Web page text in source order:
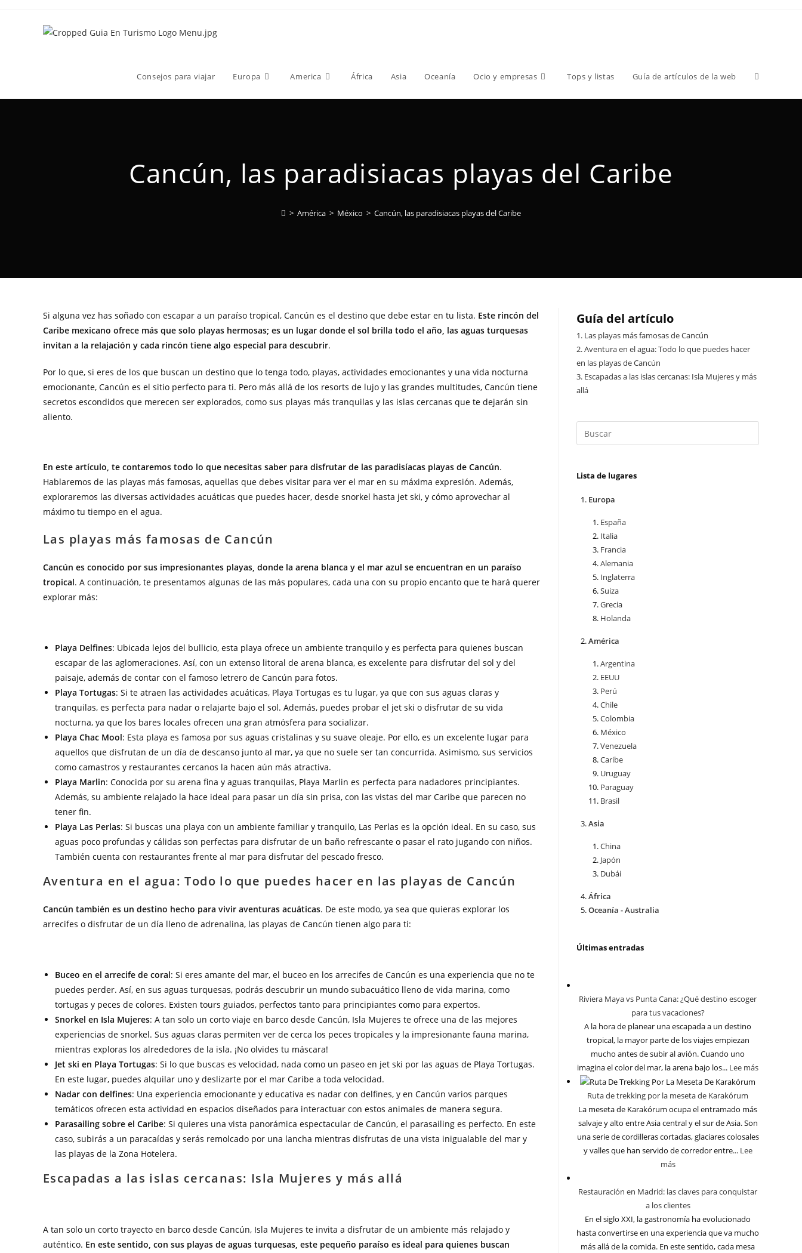
Consejos para viajar Europa America África Asia Oceanía Ocio y empresas Tops y listas Guía de artículos de la web
Cancún, las paradisiacas playas del Caribe
> América > México > Cancún, las paradisiacas playas del Caribe
Si alguna vez has soñado con escapar a un paraíso tropical, Cancún es el destino que debe estar en tu lista. Este rincón del
Caribe mexicano ofrece más que solo playas hermosas; es un lugar donde el sol brilla todo el año, las aguas turquesas
invitan a la relajación y cada rincón tiene algo especial para descubrir.
Por lo que, si eres de los que buscan un destino que lo tenga todo, playas, actividades emocionantes y una vida nocturna
emocionante, Cancún es el sitio perfecto para ti. Pero más allá de los resorts de lujo y las grandes multitudes, Cancún tiene
secretos escondidos que merecen ser explorados, como sus playas más tranquilas y las islas cercanas que te dejarán sin
aliento.
En este artículo, te contaremos todo lo que necesitas saber para disfrutar de las paradisíacas playas de Cancún.
Hablaremos de las playas más famosas, aquellas que debes visitar para ver el mar en su máxima expresión. Además,
exploraremos las diversas actividades acuáticas que puedes hacer, desde snorkel hasta jet ski, y cómo aprovechar al
máximo tu tiempo en el agua.
Las playas más famosas de Cancún
Cancún es conocido por sus impresionantes playas, donde la arena blanca y el mar azul se encuentran en un paraíso
tropical. A continuación, te presentamos algunas de las más populares, cada una con su propio encanto que te hará querer
explorar más:
Playa Delfines: Ubicada lejos del bullicio, esta playa ofrece un ambiente tranquilo y es perfecta para quienes buscan
escapar de las aglomeraciones. Así, con un extenso litoral de arena blanca, es excelente para disfrutar del sol y del
paisaje, además de contar con el famoso letrero de Cancún para fotos.
Playa Tortugas: Si te atraen las actividades acuáticas, Playa Tortugas es tu lugar, ya que con sus aguas claras y
tranquilas, es perfecta para nadar o relajarte bajo el sol. Además, puedes probar el jet ski o disfrutar de su vida
nocturna, ya que los bares locales ofrecen una gran atmósfera para socializar.
Playa Chac Mool: Esta playa es famosa por sus aguas cristalinas y su suave oleaje. Por ello, es un excelente lugar para
aquellos que disfrutan de un día de descanso junto al mar, ya que no suele ser tan concurrida. Asimismo, sus servicios
como camastros y restaurantes cercanos la hacen aún más atractiva.
Playa Marlin: Conocida por su arena fina y aguas tranquilas, Playa Marlin es perfecta para nadadores principiantes.
Además, su ambiente relajado la hace ideal para pasar un día sin prisa, con las vistas del mar Caribe que parecen no
tener fin.
Playa Las Perlas: Si buscas una playa con un ambiente familiar y tranquilo, Las Perlas es la opción ideal. En su caso, sus
aguas poco profundas y cálidas son perfectas para disfrutar de un baño refrescante o pasar el rato jugando con niños.
También cuenta con restaurantes frente al mar para disfrutar del pescado fresco.
Aventura en el agua: Todo lo que puedes hacer en las playas de Cancún
Cancún también es un destino hecho para vivir aventuras acuáticas. De este modo, ya sea que quieras explorar los
arrecifes o disfrutar de un día lleno de adrenalina, las playas de Cancún tienen algo para ti:
Buceo en el arrecife de coral: Si eres amante del mar, el buceo en los arrecifes de Cancún es una experiencia que no te
puedes perder. Así, en sus aguas turquesas, podrás descubrir un mundo subacuático lleno de vida marina, como
tortugas y peces de colores. Existen tours guiados, perfectos tanto para principiantes como para expertos.
Snorkel en Isla Mujeres: A tan solo un corto viaje en barco desde Cancún, Isla Mujeres te ofrece una de las mejores
experiencias de snorkel. Sus aguas claras permiten ver de cerca los peces tropicales y la impresionante fauna marina,
mientras exploras los alrededores de la isla. ¡No olvides tu máscara!
Jet ski en Playa Tortugas: Si lo que buscas es velocidad, nada como un paseo en jet ski por las aguas de Playa Tortugas.
En este lugar, puedes alquilar uno y deslizarte por el mar Caribe a toda velocidad.
Nadar con delfines: Una experiencia emocionante y educativa es nadar con delfines, y en Cancún varios parques
temáticos ofrecen esta actividad en espacios diseñados para interactuar con estos animales de manera segura.
Parasailing sobre el Caribe: Si quieres una vista panorámica espectacular de Cancún, el parasailing es perfecto. En este
caso, subirás a un paracaídas y serás remolcado por una lancha mientras disfrutas de una vista inigualable del mar y
las playas de la Zona Hotelera.
Escapadas a las islas cercanas: Isla Mujeres y más allá
A tan solo un corto trayecto en barco desde Cancún, Isla Mujeres te invita a disfrutar de un ambiente más relajado y
auténtico. En este sentido, con sus playas de aguas turquesas, este pequeño paraíso es ideal para quienes buscan
Guía del artículo
1. Las playas más famosas de Cancún
2.Aventura en el agua: Todo lo que puedes hacer
en las playas de Cancún
3. Escapadas a las islas cercanas: Isla Mujeres y más
allá
Lista de lugares
Europa
España
Italia
Francia
Alemania
Inglaterra
Suiza
Grecia
Holanda
América
Argentina
EEUU
Perú
Chile
Colombia
México
Venezuela
Caribe
Uruguay
Paraguay
Brasil
Asia
China
Japón
Dubái
África
Oceanía - Australia
Últimas entradas
Riviera Maya vs Punta Cana: ¿Qué destino escoger
para tus vacaciones?
A la hora de planear una escapada a un destino
tropical, la mayor parte de los viajes empiezan
mucho antes de subir al avión. Cuando uno
imagina el color del mar, la arena bajo los... Lee más
Ruta de trekking por la meseta de Karakórum
La meseta de Karakórum ocupa el entramado más
salvaje y alto entre Asia central y el sur de Asia. Son
una serie de cordilleras cortadas, glaciares colosales
y valles que han servido de corredor entre... Lee
más
Restauración en Madrid: las claves para conquistar
a los clientes
En el siglo XXI, la gastronomía ha evolucionado
hasta convertirse en una experiencia que va mucho
más allá de la comida. En este sentido, cada mesa